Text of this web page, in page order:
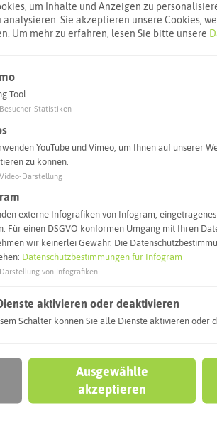
Leaflet|©OpenStreetMapcontributors |weitere Lizenzen
Autoroute finden
um Inhalte und Anzeigen zu
analysieren. Sie akzeptieren unsere Cookies,
Um mehr zu erfahren, lesen Sie bitte unsere
Tool
Besucher-Statistiken
YouTube und Vimeo, um Ihnen auf unserer
zu können.
Video-Darstellung
externe Infografiken von Infogram,
Für einen DSGVO konformen Umgang mit Ihren
wir keinerlei Gewähr. Die
Datenschutzbestimmungen für Infogram
Darstellung von Infografiken
aktivieren oder deaktivieren
Schalter können Sie alle Dienste aktivieren oder
Ausgewählte
akzeptieren